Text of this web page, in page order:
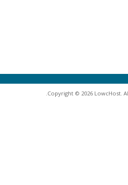
Copyright © 2026 LowcHost.